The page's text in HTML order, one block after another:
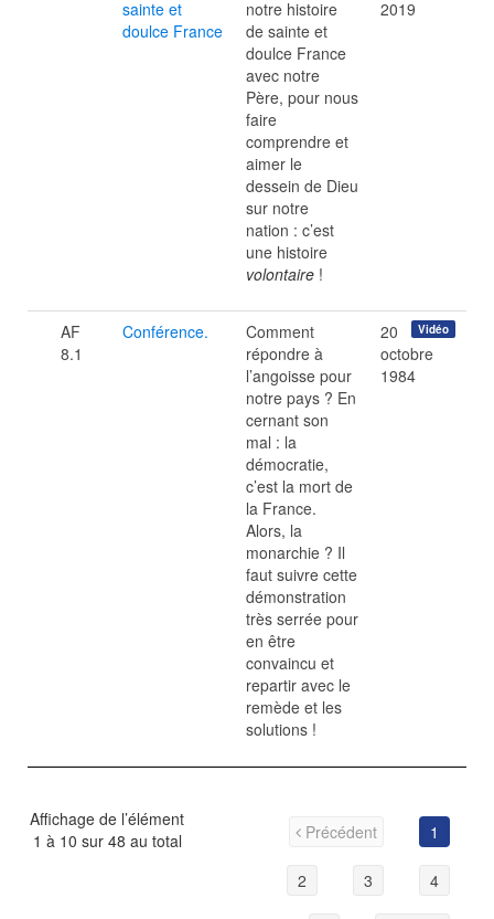
sainte et
doulce France
notre histoire
de sainte et
doulce France
avec notre
Père, pour nous
faire
comprendre et
aimer le
dessein de Dieu
sur notre
nation : c’est
une histoire
volontaire !
2019
AF
8.1
Conférence.
Comment
répondre à
l’angoisse pour
notre pays ? En
cernant son
mal : la
démocratie,
c’est la mort de
la France.
Alors, la
monarchie ? Il
faut suivre cette
démonstration
très serrée pour
en être
convaincu et
repartir avec le
remède et les
solutions !
Vidéo
20
octobre
1984
Affichage de l’élément
1 à 10 sur 48 au total
Précédent 1
2 3 4